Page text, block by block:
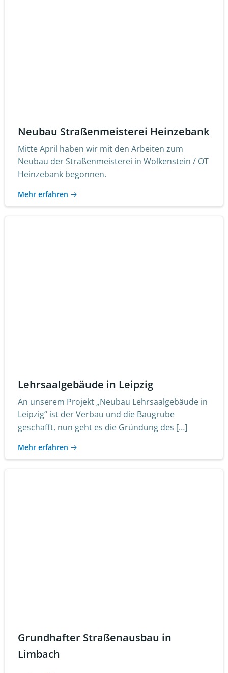
Neubau Straßenmeisterei Heinzebank
Mitte April haben wir mit den Arbeiten zum
Neubau der Straßenmeisterei in Wolkenstein / OT
Heinzebank begonnen.
Mehr erfahren
Lehrsaalgebäude in Leipzig
An unserem Projekt „Neubau Lehrsaalgebäude in
Leipzig“ ist der Verbau und die Baugrube
geschafft, nun geht es die Gründung des […]
Mehr erfahren
Grundhafter Straßenausbau in
Limbach